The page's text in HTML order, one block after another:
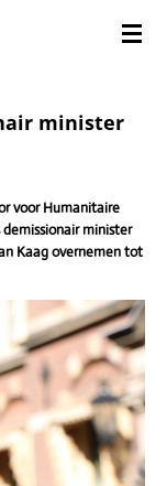
minister
voor Humanitaire
minister
Kaag overnemen tot